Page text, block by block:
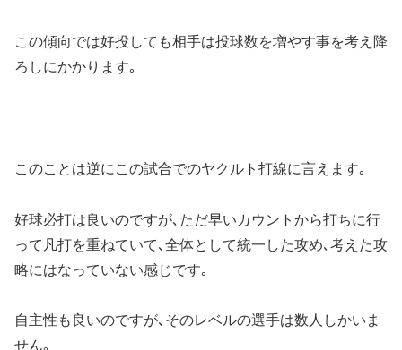
この傾向では好投しても相手は投球数を増やす事を考え降
ろしにかかります｡
このことは逆にこの試合でのヤクルト打線に言えます｡
好球必打は良いのですが､ただ早いカウントから打ちに行
って凡打を重ねていて､全体として統一した攻め､考えた攻
略にはなっていない感じです｡
自主性も良いのですが､そのレベルの選手は数人しかいま
せん｡